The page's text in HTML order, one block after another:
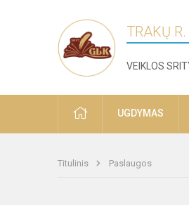
TRAKŲ
VEIKLOS
PRADŽIAUGDYMAS
Titulinis Paslaugos